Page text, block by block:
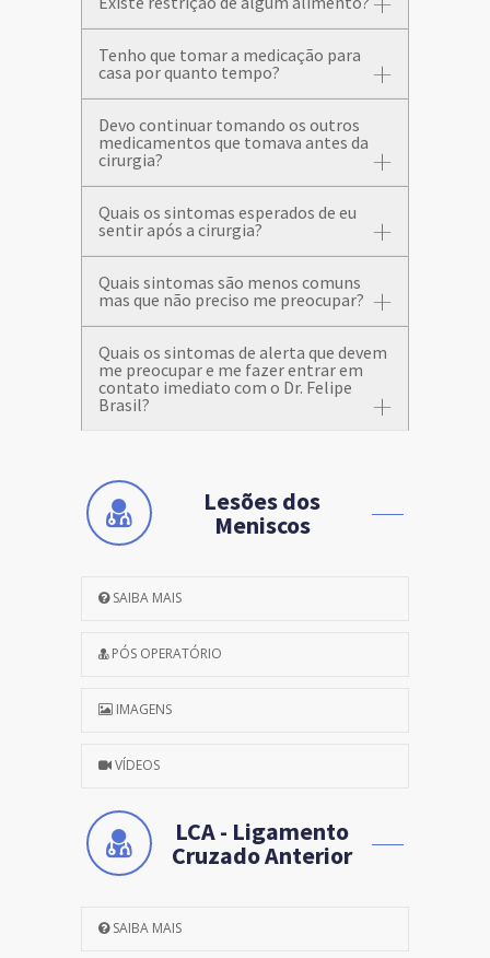
Tenho que tomar a medicação para
casa por quanto tempo?
Devo continuar tomando os outros
medicamentos que tomava antes da
cirurgia?
Quais os sintomas esperados de eu
sentir após a cirurgia?
Quais sintomas são menos comuns
mas que não preciso me preocupar?
Quais os sintomas de alerta que devem
me preocupar e me fazer entrar em
contato imediato com o Dr. Felipe
Brasil?
Lesões dos
Meniscos
SAIBA MAIS
PÓS OPERATÓRIO
IMAGENS
VÍDEOS
LCA - Ligamento
Cruzado Anterior
SAIBA MAIS